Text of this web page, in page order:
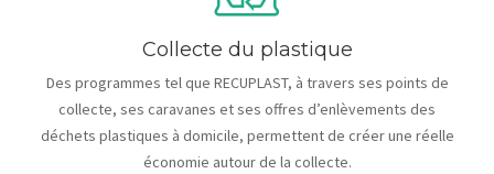
Collecte du plastique
Des programmes tel que RECUPLAST, à travers ses points de
collecte, ses caravanes et ses offres d’enlèvements des
déchets plastiques à domicile, permettent de créer une réelle
économie autour de la collecte.